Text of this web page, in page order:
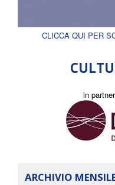
CLICCA QUI PER
in
ARCHIVIO